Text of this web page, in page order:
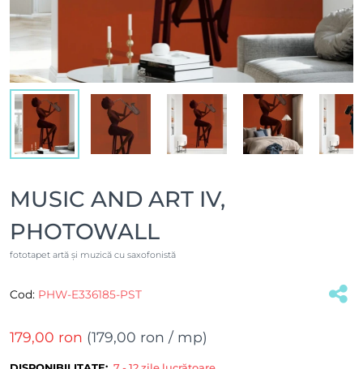
MUSIC AND ART IV,
PHOTOWALL
fototapet artă și muzică cu saxofonistă
Cod: PHW-E336185-PST
179,00 ron (179,00 ron / mp)